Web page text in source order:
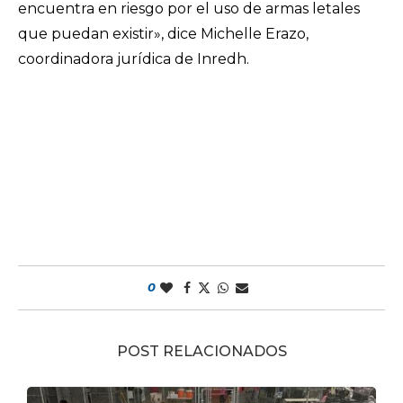
encuentra en riesgo por el uso de armas letales
que puedan existir», dice Michelle Erazo,
coordinadora jurídica de Inredh.
0
POST RELACIONADOS